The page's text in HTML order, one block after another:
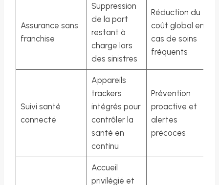
Assurance sans
franchise
Suppression
de la part
restant à
charge lors
des sinistres
Réduction du
coût global en
cas de soins
fréquents
Suivi santé
connecté
Appareils
trackers
intégrés pour
contrôler la
santé en
continu
Prévention
proactive et
alertes
précoces
Accueil
privilégié et